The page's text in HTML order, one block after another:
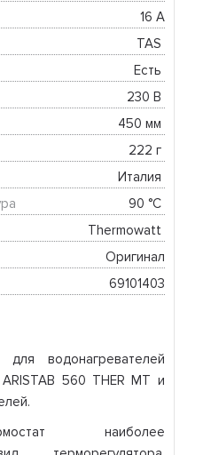
для водонагревателей
560 THER MT и
наиболее
16 А
TAS
Есть
230 В
450 мм
222 г
Италия
90 °C
Thermowatt
Оригинал
69101403